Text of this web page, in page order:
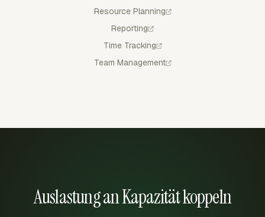
Resource Planning
Reporting
Time Tracking
Team Management
Auslastung an Kapazität koppeln